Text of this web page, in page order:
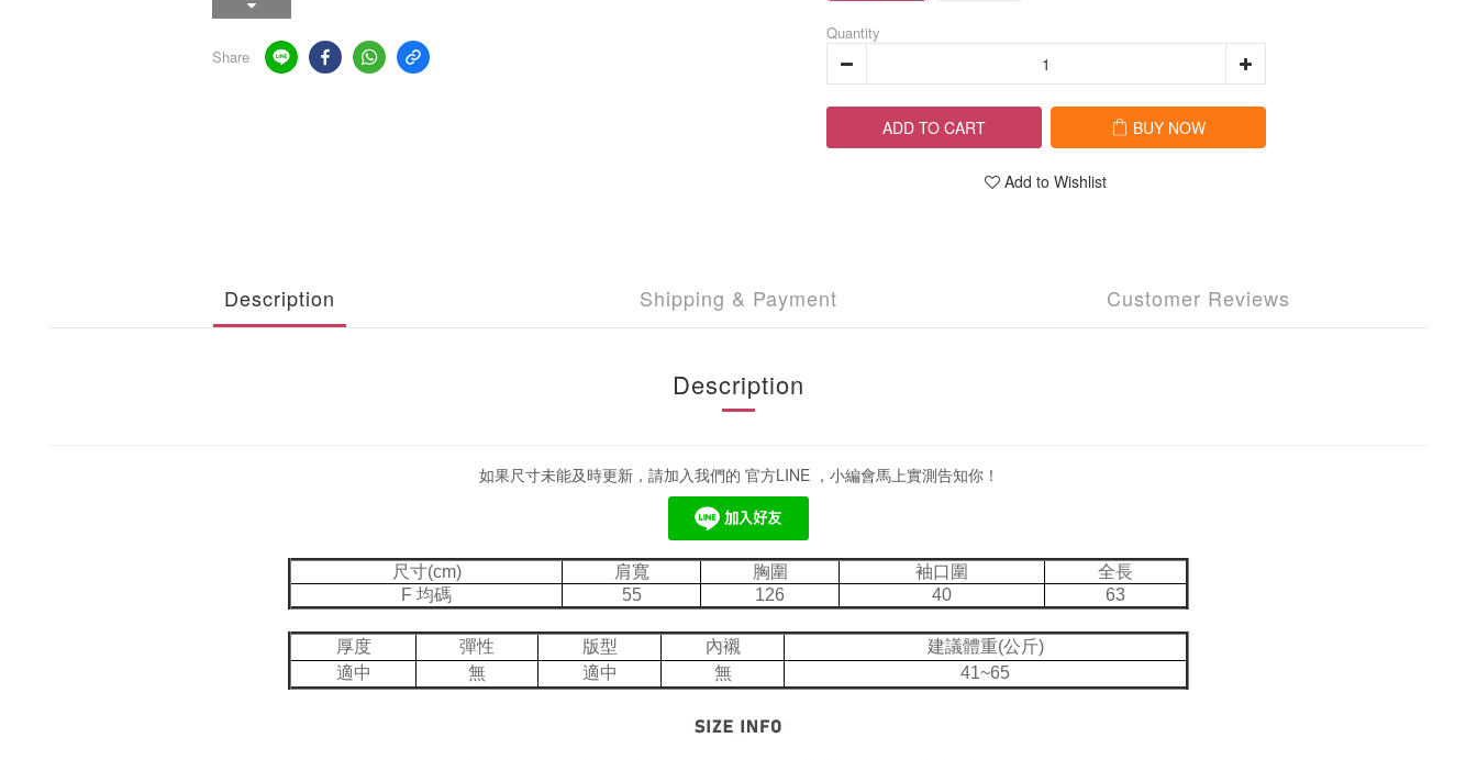
Share
Quantity
ADD TO CART BUY NOW
Add to Wishlist
Description Shipping & Payment Customer Reviews
Description
如果尺寸未能及時更新，請加入我們的 官方LINE ，小編會馬上實測告知你！
尺寸(cm) 肩寬 胸圍 袖口圍
全長
F 均碼
55 126 40 63
厚度 彈性 版型 內襯
建議體重(公斤)
適中
無 適中 無 41~65